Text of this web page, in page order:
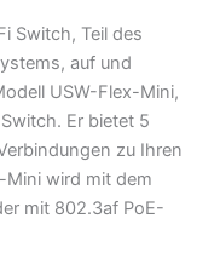
Switch, Teil des
auf und
USW-Flex-Mini,
Er bietet 5
zu Ihren
Mini wird mit dem
mit 802.3af PoE-